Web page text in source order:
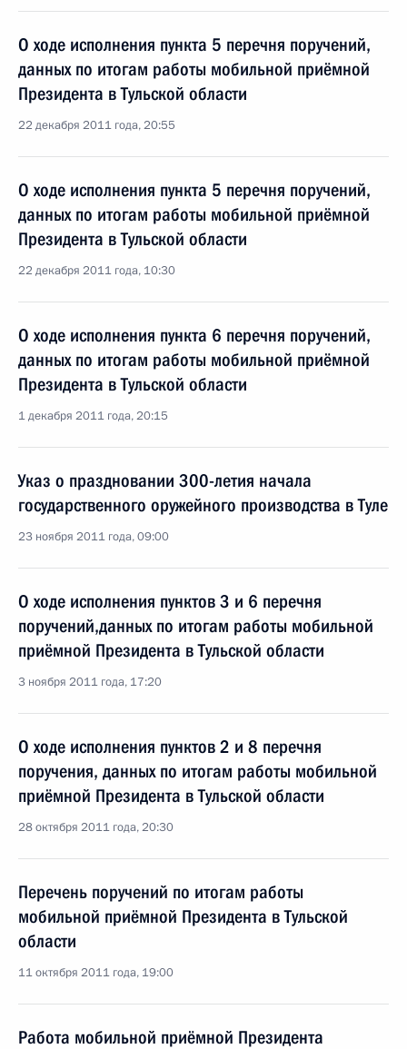
О ходе исполнения пункта 5 перечня поручений,
данных по итогам работы мобильной приёмной
Президента в Тульской области
22 декабря 2011 года, 20:55
О ходе исполнения пункта 5 перечня поручений,
данных по итогам работы мобильной приёмной
Президента в Тульской области
22 декабря 2011 года, 10:30
О ходе исполнения пункта 6 перечня поручений,
данных по итогам работы мобильной приёмной
Президента в Тульской области
1 декабря 2011 года, 20:15
Указ о праздновании 300-летия начала
государственного оружейного производства в Туле
23 ноября 2011 года, 09:00
О ходе исполнения пунктов 3 и 6 перечня
поручений,данных по итогам работы мобильной
приёмной Президента в Тульской области
3 ноября 2011 года, 17:20
О ходе исполнения пунктов 2 и 8 перечня
поручения, данных по итогам работы мобильной
приёмной Президента в Тульской области
28 октября 2011 года, 20:30
Перечень поручений по итогам работы
мобильной приёмной Президента в Тульской
области
11 октября 2011 года, 19:00
Работа мобильной приёмной Президента